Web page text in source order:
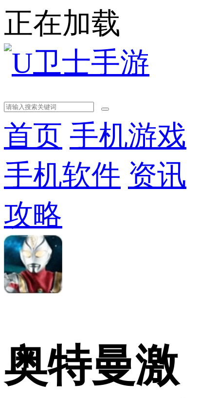
正在加载
首页 手机游戏
手机软件 资讯
攻略
奥特曼激